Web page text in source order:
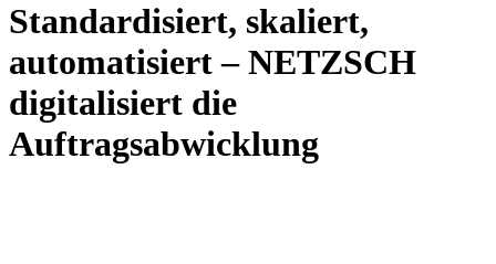
Standardisiert, skaliert,
automatisiert – NETZSCH
digitalisiert die
Auftragsabwicklung